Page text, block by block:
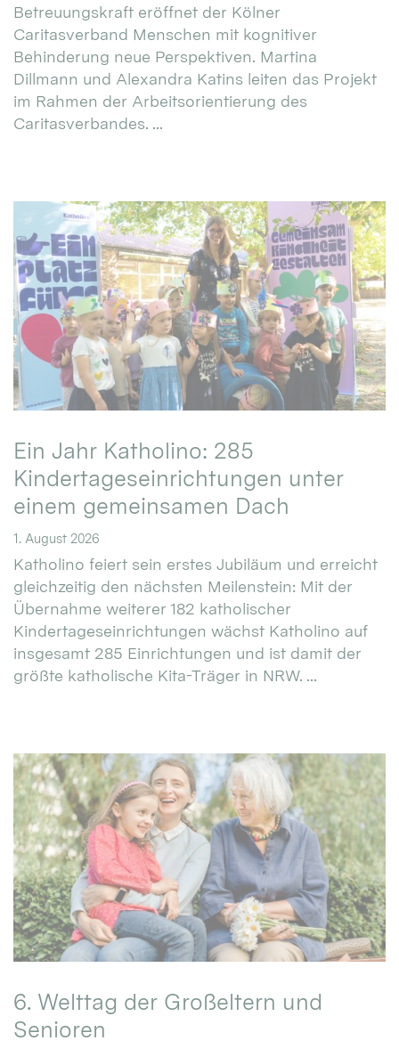
Betreuungskraft eröffnet der Kölner
Caritasverband Menschen mit kognitiver
Behinderung neue Perspektiven. Martina
Dillmann und Alexandra Katins leiten das Projekt
im Rahmen der Arbeitsorientierung des
Caritasverbandes. ...
Ein Jahr Katholino: 285
Kindertageseinrichtungen unter
einem gemeinsamen Dach
1. August 2026
Katholino feiert sein erstes Jubiläum und erreicht
gleichzeitig den nächsten Meilenstein: Mit der
Übernahme weiterer 182 katholischer
Kindertageseinrichtungen wächst Katholino auf
insgesamt 285 Einrichtungen und ist damit der
größte katholische Kita-Träger in NRW. ...
6. Welttag der Großeltern und
Senioren